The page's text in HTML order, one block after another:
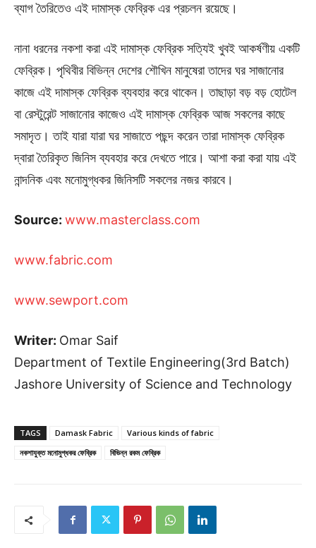
ব্যাগ তৈরিতেও এই দামাস্ক ফেব্রিক এর প্রচলন রয়েছে।
নানা ধরনের নকশা করা এই দামাস্ক ফেব্রিক সত্যিই খুবই আকর্ষণীয় একটি
ফেব্রিক। পৃথিবীর বিভিন্ন দেশের শৌখিন মানুষেরা তাদের ঘর সাজানোর
কাজে এই দামাস্ক ফেব্রিক ব্যবহার করে থাকেন। তাছাড়া বড় বড় হোটেল
বা রেস্টুরেন্ট সাজানোর কাজেও এই দামাস্ক ফেব্রিক আজ সকলের কাছে
সমাদৃত। তাই যারা যারা ঘর সাজাতে পছন্দ করেন তারা দামাস্ক ফেব্রিক
দ্বারা তৈরিকৃত জিনিস ব্যবহার করে দেখতে পারে। আশা করা করা যায় এই
নান্দনিক এবং মনোমুগ্ধকর জিনিসটি সকলের নজর কারবে।
Source: www.masterclass.com
www.fabric.com
www.sewport.com
Writer: Omar Saif
Department of Textile Engineering(3rd Batch)
Jashore University of Science and Technology
TAGS Damask Fabric
Various kinds of fabric
নকশাযুক্ত মনোমুগ্ধকর ফেব্রিক
বিভিন্ন রকম ফেব্রিক